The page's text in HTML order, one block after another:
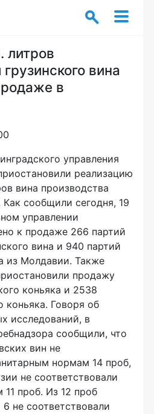
литров
вина
в
управления
реализацию
вина производства
сообщили сегодня, 19
управлении
к продаже 266 партий
вина и 940 партий
из Молдавии. Также
продажу
коньяка и 2538
коньяка. Говоря об
исследований, в
сообщили, что
вин не
нормам 14 проб,
не соответствовали
проб. Из 12 проб
не соответствовали